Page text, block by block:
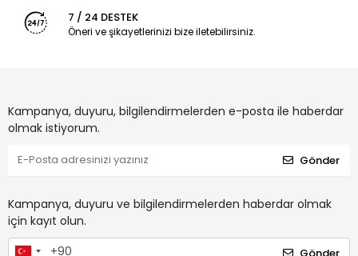
7 / 24 DESTEK
Öneri ve şikayetlerinizi bize iletebilirsiniz.
Kampanya, duyuru, bilgilendirmelerden e-posta ile haberdar
olmak istiyorum.
Gönder
Kampanya, duyuru ve bilgilendirmelerden haberdar olmak
için kayıt olun.